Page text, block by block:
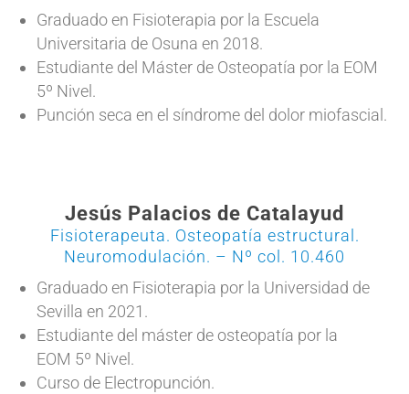
Graduado en Fisioterapia por la Escuela
Universitaria de Osuna en 2018.
Estudiante del Máster de Osteopatía por la EOM
5º Nivel.
Punción seca en el síndrome del dolor miofascial.
Jesús Palacios de Catalayud
Fisioterapeuta. Osteopatía estructural.
Neuromodulación. – Nº col. 10.460
Graduado en Fisioterapia por la Universidad de
Sevilla en 2021.
Estudiante del máster de osteopatía por la
EOM 5º Nivel.
Curso de Electropunción.